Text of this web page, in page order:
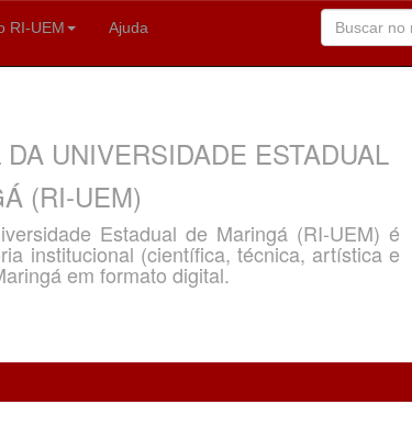
RI-UEM Ajuda
UNIVERSIDADE ESTADUAL
(RI-UEM)
Estadual de Maringá (RI-UEM) é
institucional (científica, técnica, artística e
em formato digital.